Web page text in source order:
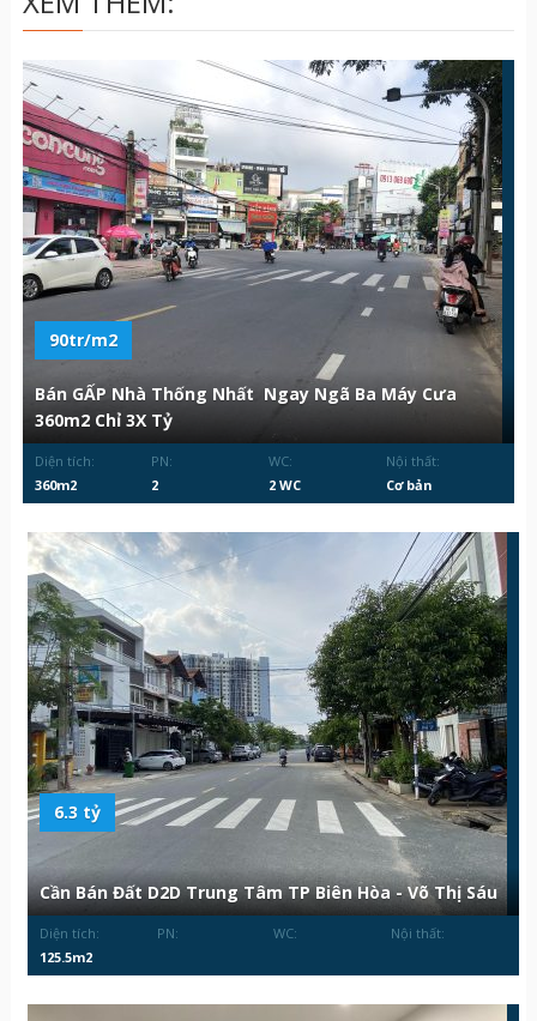
90tr/m2
Bán GẤP Nhà Thống Nhất Ngay Ngã Ba Máy Cưa
360m2 Chỉ 3X Tỷ
Diện tích:
360m2
PN:
2
WC:
2 WC
Nội thất:
Cơ bản
6.3 tỷ
Cần Bán Đất D2D Trung Tâm TP Biên Hòa - Võ Thị Sáu
Diện tích:
125.5m2
PN: WC: Nội thất: